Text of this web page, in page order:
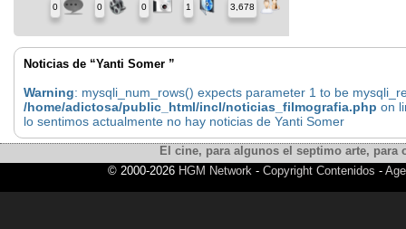
0 0 0 1 3,678
Noticias de “Yanti Somer ”
Warning: mysqli_num_rows() expects parameter 1 to be
/home/adictosa/public_html/incl/noticias_filmografia.php on
lo sentimos actualmente no hay noticias de Yanti Somer
El cine, para algunos el septimo arte,
© 2000-2026 HGM Network- Copyright Contenidos -